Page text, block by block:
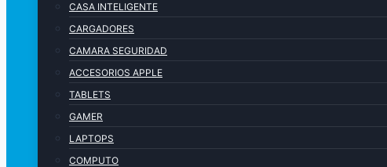
CASA INTELIGENTE
CARGADORES
CAMARA SEGURIDAD
ACCESORIOS APPLE
TABLETS
GAMER
LAPTOPS
COMPUTO